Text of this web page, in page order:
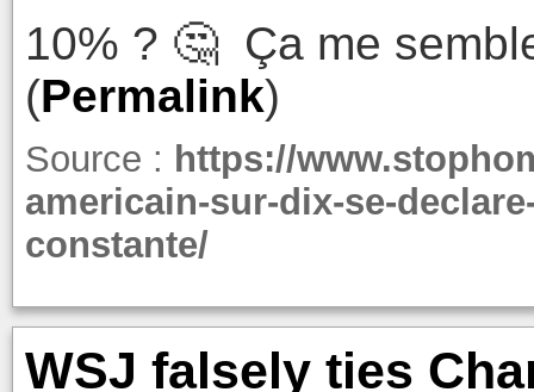
10% ? 🤔 Ça me
(Permalink)
Source : https://
americain-sur-dix-se-
constante/
WSJ falsely ties